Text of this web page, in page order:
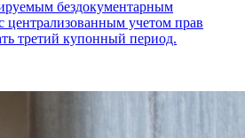
бездокументарным
учетом прав
третий купонный период.